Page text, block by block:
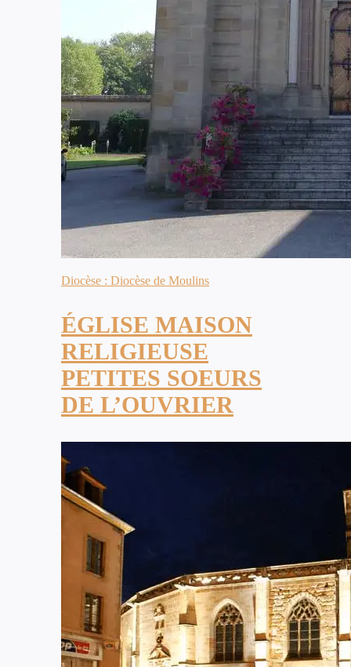
Diocèse : Diocèse de Moulins
ÉGLISE MAISON
RELIGIEUSE
PETITES SOEURS
DE L’OUVRIER